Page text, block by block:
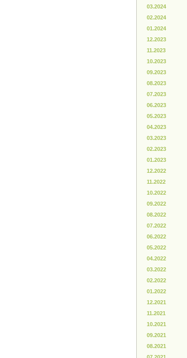
03.2024
02.2024
01.2024
12.2023
11.2023
10.2023
09.2023
08.2023
07.2023
06.2023
05.2023
04.2023
03.2023
02.2023
01.2023
12.2022
11.2022
10.2022
09.2022
08.2022
07.2022
06.2022
05.2022
04.2022
03.2022
02.2022
01.2022
12.2021
11.2021
10.2021
09.2021
08.2021